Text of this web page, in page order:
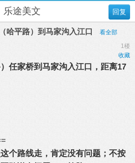
回复
乐途美文
哈平路）到马家沟入江口 看全部
1楼
收藏
）任家桥到马家沟入江口，距离17
个路线走，肯定没有问题；不按